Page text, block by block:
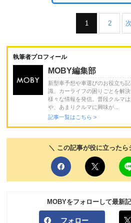
1 2
執筆者プロフィール
MOBY編集部
新型車予想や車選びのお役立ち
識、カーライフの困りごとを解
様々な情報を発信。普段クルマ
や、あまりクルマに興味が...
記事一覧はこちら >
＼ この記事が役に立ったら
MOBYをフォローして最新
フォロー